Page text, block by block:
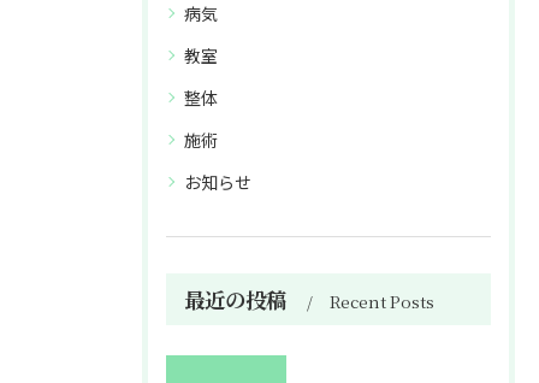
病気
教室
整体
施術
お知らせ
最近の投稿 Recent Posts